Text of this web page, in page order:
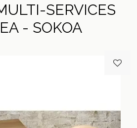
SERVICES
- SOKOA